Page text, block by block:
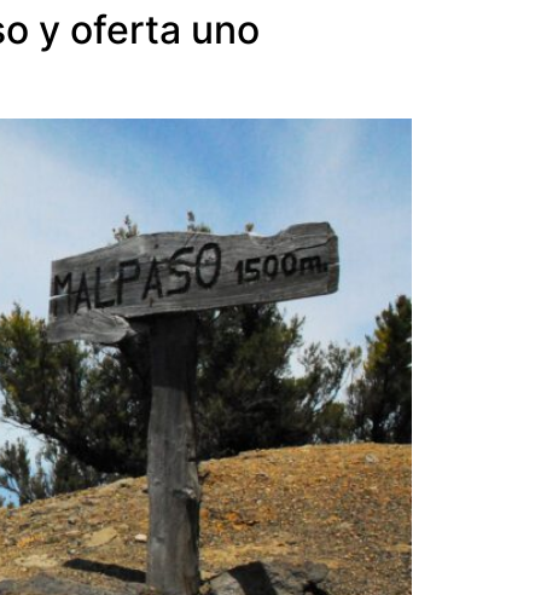
y oferta uno